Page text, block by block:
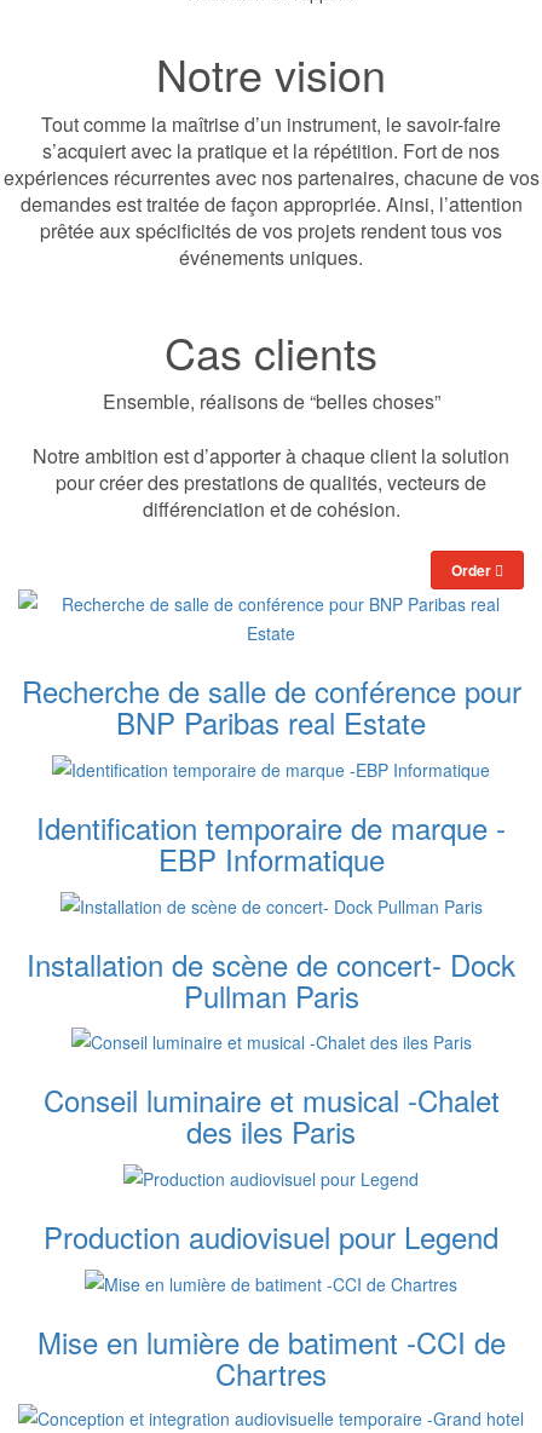
Notre vision
Tout comme la maîtrise d’un instrument, le savoir-faire
s’acquiert avec la pratique et la répétition. Fort de nos
expériences récurrentes avec nos partenaires, chacune de vos
demandes est traitée de façon appropriée. Ainsi, l’attention
prêtée aux spécificités de vos projets rendent tous vos
événements uniques.
Cas clients
Ensemble, réalisons de “belles choses”
Notre ambition est d’apporter à chaque client la solution
pour créer des prestations de qualités, vecteurs de
différenciation et de cohésion.
Order
Recherche de salle de conférence pour
BNP Paribas real Estate
Identification temporaire de marque -
EBP Informatique
Installation de scène de concert- Dock
Pullman Paris
Conseil luminaire et musical -Chalet
des iles Paris
Production audiovisuel pour Legend
Mise en lumière de batiment -CCI de
Chartres